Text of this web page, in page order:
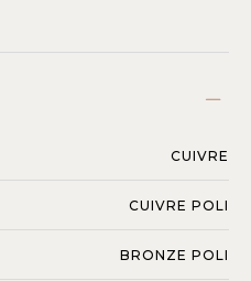
CUIVRE
CUIVRE POLI
BRONZE POLI